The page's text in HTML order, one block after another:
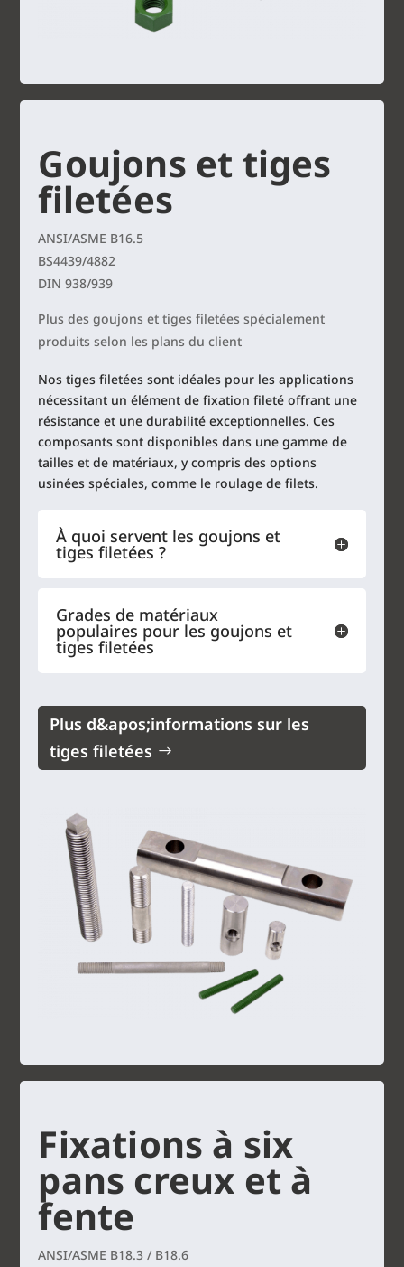
Goujons et tiges
filetées
ANSI/ASME B16.5
BS4439/4882
DIN 938/939
Plus des goujons et tiges filetées spécialement
produits selon les plans du client
Nos tiges filetées sont idéales pour les applications
nécessitant un élément de fixation fileté offrant une
résistance et une durabilité exceptionnelles. Ces
composants sont disponibles dans une gamme de
tailles et de matériaux, y compris des options
usinées spéciales, comme le roulage de filets.
À quoi servent les goujons et
tiges filetées ?
Grades de matériaux
populaires pour les goujons et
tiges filetées
Plus d&apos;informations sur les
tiges filetées
Fixations à six
pans creux et à
fente
ANSI/ASME B18.3 / B18.6